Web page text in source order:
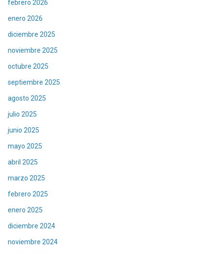
febrero 2026
enero 2026
diciembre 2025
noviembre 2025
octubre 2025
septiembre 2025
agosto 2025
julio 2025
junio 2025
mayo 2025
abril 2025
marzo 2025
febrero 2025
enero 2025
diciembre 2024
noviembre 2024